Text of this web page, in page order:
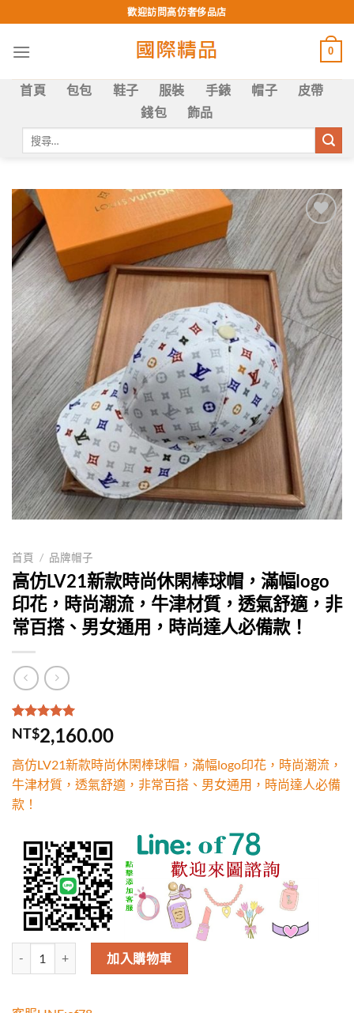
to
content
歡迎訪問高仿奢侈品店
0
首頁 包包 鞋子 服裝 手錶 帽子
皮帶
錢包
飾品
字:
Add to
wishlist
首頁 / 品牌帽子
高仿LV21新款時尚休閑棒球帽，滿幅logo
印花，時尚潮流，牛津材質，透氣舒適，非
常百搭、男女通用，時尚達人必備款！
評分5.00 /
5，已有
1
位
分
NT$2,160.00
高仿LV21新款時尚休閑棒球帽，滿幅logo印花，時尚潮流，
牛津材質，透氣舒適，非常百搭、男女通用，時尚達人必備
款！
高仿LV21新款時尚休閑棒球帽，滿幅logo印花，時尚潮流，牛津材
加入購物車